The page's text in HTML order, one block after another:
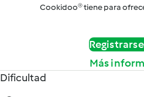
Cookidoo® tiene para
Más
Dificultad